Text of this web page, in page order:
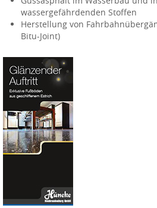
wassergefährdenden Stoffen
Herstellung von
Bitu-Joint)